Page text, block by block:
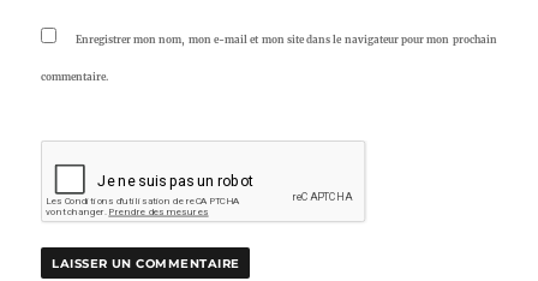
Enregistrer mon nom, mon e-mail et mon site dans le navigateur pour mon prochain
commentaire.